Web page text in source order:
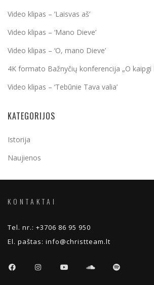
Video klipas – ‘Laisvas aš’
Video klipas – ‘Mano Dieve’
Video klipas – ‘O, mano Dieve’
4K formato Bažnyčių konferencija „O kaipgi
Video klipas – ‘Tebūnie Tava valia’
KATEGORIJOS
Istorija
Naujienos
KONTAKTAI
Tel. nr.: +3706 86 95 950
El. paštas: info@christteam.lt